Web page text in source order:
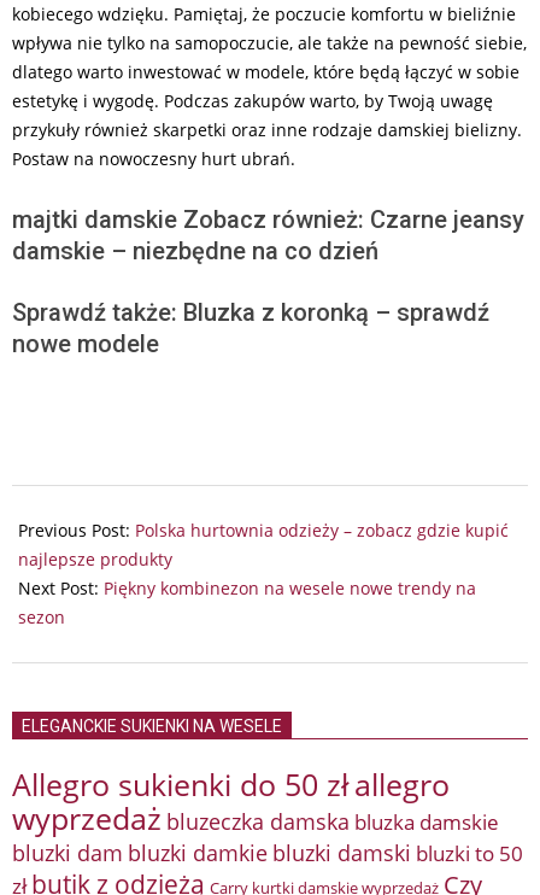
kobiecego wdzięku. Pamiętaj, że poczucie komfortu w bieliźnie
wpływa nie tylko na samopoczucie, ale także na pewność siebie,
dlatego warto inwestować w modele, które będą łączyć w sobie
estetykę i wygodę. Podczas zakupów warto, by Twoją uwagę
przykuły również skarpetki oraz inne rodzaje damskiej bielizny.
Postaw na nowoczesny hurt ubrań.
majtki damskie Zobacz również: Czarne jeansy
damskie – niezbędne na co dzień
Sprawdź także: Bluzka z koronką – sprawdź
nowe modele
01-
28
Previous Post: Polska hurtownia odzieży – zobacz gdzie kupić
najlepsze produkty
Next Post: Piękny kombinezon na wesele nowe trendy na
sezon
ELEGANCKIE SUKIENKI NA WESELE
Allegro sukienki do 50 złallegro
wyprzedaż bluzeczka damska bluzka damskie
bluzki dam bluzki damkie bluzki damski bluzki to 50
zł butik z odzieżą Carry kurtki damskie wyprzedaż Czy